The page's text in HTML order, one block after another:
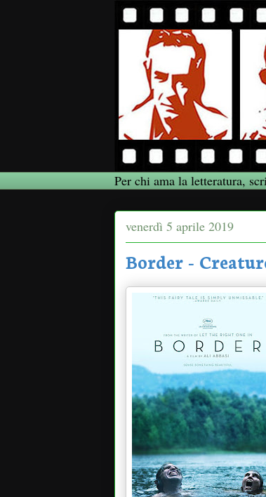
Per chi ama la letteratura,
venerdì 5 aprile 2019
Border -